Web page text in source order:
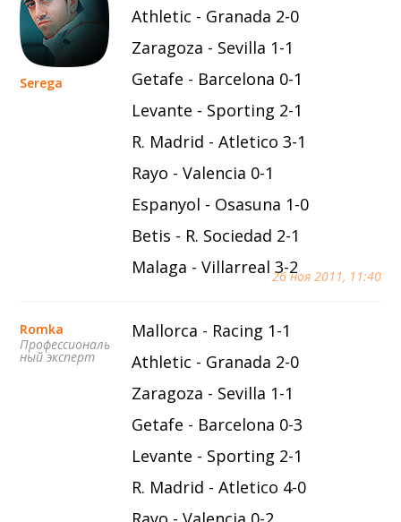
Serega
26 ноя 2011, 11:40
Athletic - Granada 2-0
Zaragoza - Sevilla 1-1
Getafe - Barcelona 0-1
Levante - Sporting 2-1
R. Madrid - Atletico 3-1
Rayo - Valencia 0-1
Espanyol - Osasuna 1-0
Betis - R. Sociedad 2-1
Malaga - Villarreal 3-2
Romka
Профессиональ
ный эксперт
Mallorca - Racing 1-1
Athletic - Granada 2-0
Zaragoza - Sevilla 1-1
Getafe - Barcelona 0-3
Levante - Sporting 2-1
R. Madrid - Atletico 4-0